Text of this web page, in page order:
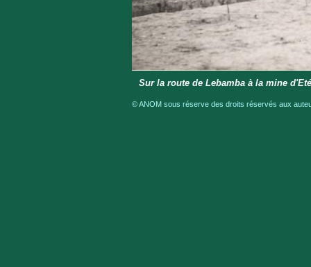
Sur la route de Lebamba à la mine
© ANOM sous réserve des droits réservés aux